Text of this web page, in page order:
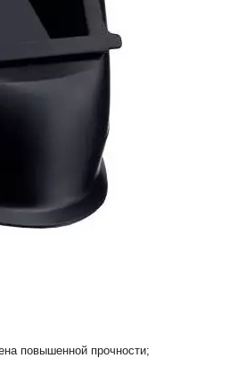
повышенной прочности;